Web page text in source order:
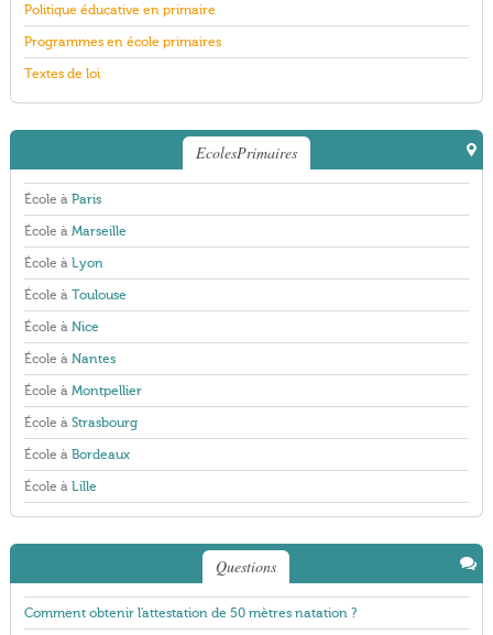
Politique éducative en primaire
Programmes en école primaires
Textes de loi
EcolesPrimaires
École à Paris
École à Marseille
École à Lyon
École à Toulouse
École à Nice
École à Nantes
École à Montpellier
École à Strasbourg
École à Bordeaux
École à Lille
Questions
Comment obtenir l'attestation de 50 mètres natation ?